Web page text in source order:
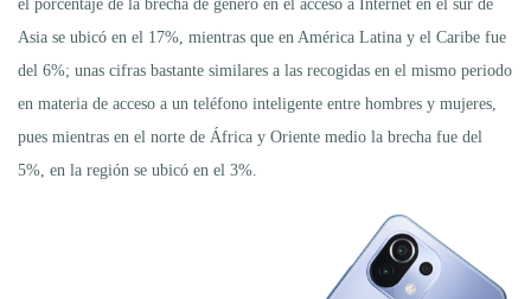
el porcentaje de la brecha de género en el acceso a Internet en el sur de
Asia se ubicó en el 17%, mientras que en América Latina y el Caribe fue
del 6%; unas cifras bastante similares a las recogidas en el mismo periodo
en materia de acceso a un teléfono inteligente entre hombres y mujeres,
pues mientras en el norte de África y Oriente medio la brecha fue del
5%, en la región se ubicó en el 3%.